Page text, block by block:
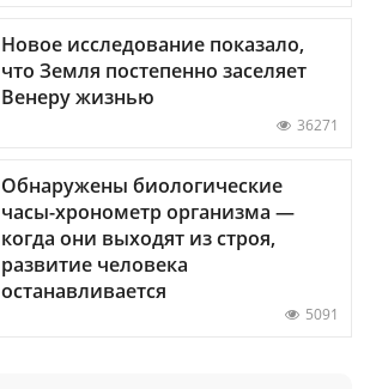
Новое исследование показало,
что Земля постепенно заселяет
Венеру жизнью
36271
Обнаружены биологические
часы-хронометр организма —
когда они выходят из строя,
развитие человека
останавливается
5091